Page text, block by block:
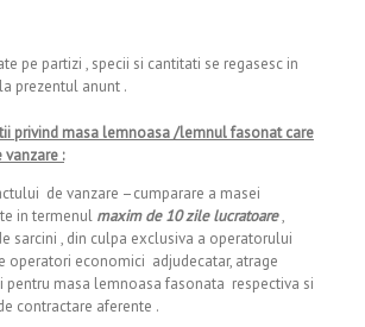
pe partizi , specii si cantitati se regasesc in
prezentul anunt .
privind masa lemnoasa /lemnul fasonat care
vanzare :
de vanzare –cumparare a masei
in termenul maxim de 10 zile lucratoare,
sarcini , din culpa exclusiva a operatorului
operatori economici adjudecatar, atrage
pentru masa lemnoasa fasonata respectiva si
contractare aferente .